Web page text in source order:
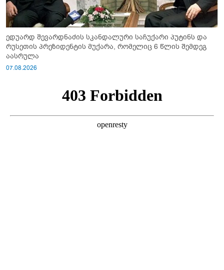
ედუარდ შევარდნაძის სკანდალური საჩუქარი პუტინს და
რუსეთის პრეზიდენტის მუქარა, რომელიც 6 წლის შემდეგ
აასრულა
07.08.2026